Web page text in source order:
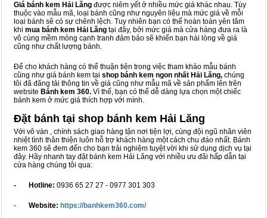
Giá bánh kem Hải Lăng được niêm yết ở nhiều mức giá khác nhau. Tùy
thuộc vào mẫu mã, loại bánh cũng như nguyên liệu mà mức giá về mỗi
loại bánh sẽ có sự chênh lệch. Tuy nhiên bạn có thể hoàn toàn yên tâm
khi mua bánh kem Hải Lăng tại đây, bởi mức giá mà cửa hàng đưa ra là
vô cùng mềm mỏng cạnh tranh đảm bảo sẽ khiến bạn hài lòng về giá
cũng như chất lượng bánh.
Để cho khách hàng có thể thuận tiện trong việc tham khảo mẫu bánh
cũng như giá bánh kem tại shop bánh kem ngon nhất Hải Lăng, chúng
tôi đã đăng tải thông tin về giá cũng như mẫu mã về sản phẩm lên trên
website Bánh kem 360. Vì thế, bạn có thể dễ dàng lựa chọn một chiếc
bánh kem ở mức giá thích hợp với mình.
Đặt bánh tại shop bánh kem Hải Lăng
Với vô vàn , chính sách giao hàng tận nơi tiện lợi, cùng đội ngũ nhân viên
nhiệt tình thân thiện luôn hỗ trợ khách hàng một cách chu đáo nhất. Bánh
kem 360 sẽ đem đến cho bạn trải nghiệm tuyệt vời khi sử dụng dịch vụ tại
đây. Hãy nhanh tay đặt bánh kem Hải Lăng với nhiều ưu đãi hấp dẫn tại
cửa hàng chúng tôi qua:
- Hotline: 0936 65 27 27 - 0977 301 303
- Website: https://banhkem360.com/